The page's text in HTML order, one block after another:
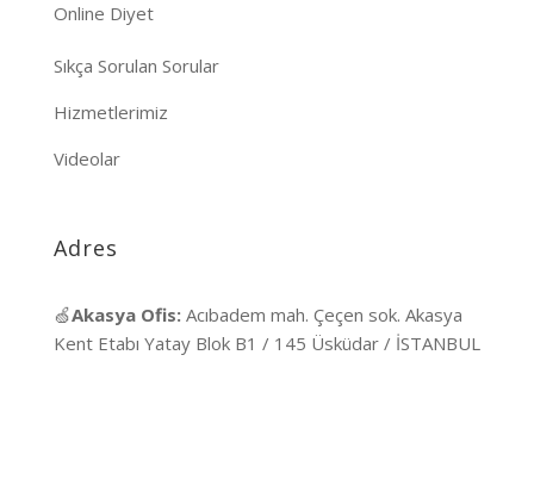
Online Diyet
Sıkça Sorulan Sorular
Hizmetlerimiz
Videolar
Adres
🍏Akasya Ofis: Acıbadem mah. Çeçen sok. Akasya
Kent Etabı Yatay Blok B1 / 145 Üsküdar / İSTANBUL